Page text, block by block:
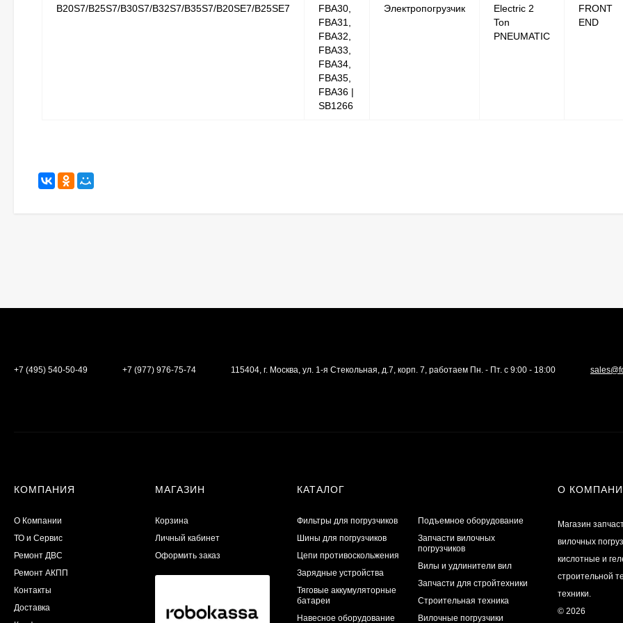
B20S7/B25S7/B30S7/B32S7/B35S7/B20SE7/B25SE7
FBA30,
FBA31,
FBA32,
FBA33,
FBA34,
FBA35,
FBA36 |
SB1266
Электропогрузчик
Electric 2
Ton
PNEUMATIC
FRONT
END
+7 (495) 540-50-49 +7 (977) 976-75-74 115404, г. Москва, ул. 1-я Стекольная, д.7, корп. 7, работаем Пн. - Пт. с 9:00 - 18:00
КОМПАНИЯ
О Компании
ТО и Сервис
​Ремонт ДВС
Ремонт АКПП
Контакты
Доставка
МАГАЗИН
Корзина
Личный кабинет
Оформить заказ
КАТАЛОГ
Фильтры для погрузчиков
Шины для погрузчиков
Цепи противоскольжения
Зарядные устройства
Тяговые аккумуляторные
батареи
Навесное оборудование
Подъемное оборудование
Запчасти вилочных
погрузчиков
Вилы и удлинители вил
Запчасти для стройтехники
Строительная техника
Вилочные погрузчики
О
Магазин
вилочных
кислотные и
строительной
техники.
© 2026